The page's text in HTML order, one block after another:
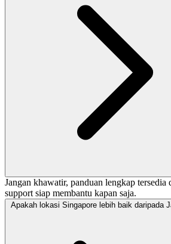
Jangan khawatir, panduan lengkap
support siap membantu kapan saja.
Apakah lokasi Singapore lebih baik daripada